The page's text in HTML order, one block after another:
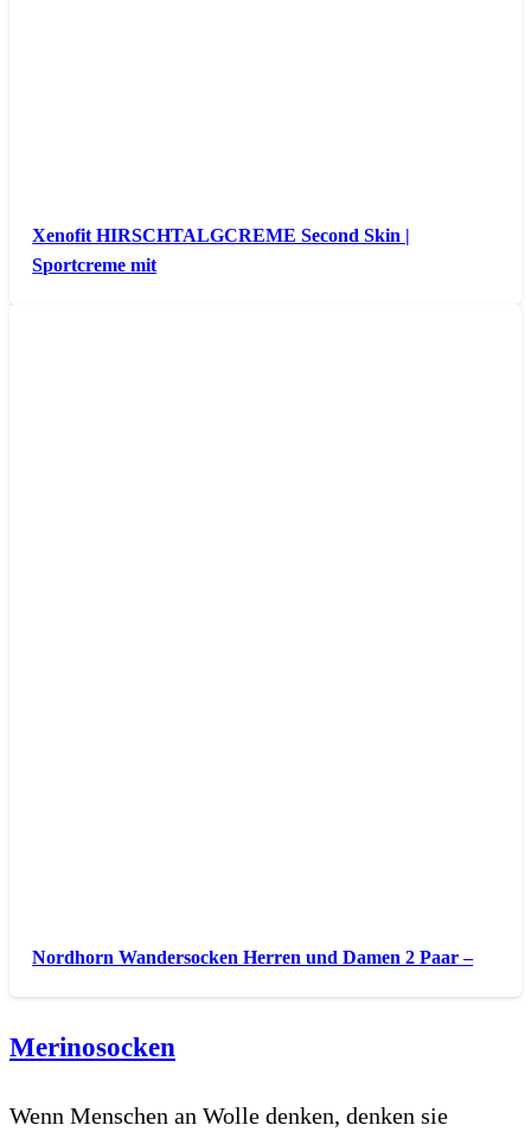
Xenofit HIRSCHTALGCREME Second Skin |
Sportcreme mit
Nordhorn Wandersocken Herren und Damen 2 Paar –
Merinosocken
Wenn Menschen an Wolle denken, denken sie